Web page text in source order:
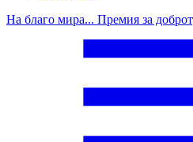
На благо мира... Премия за